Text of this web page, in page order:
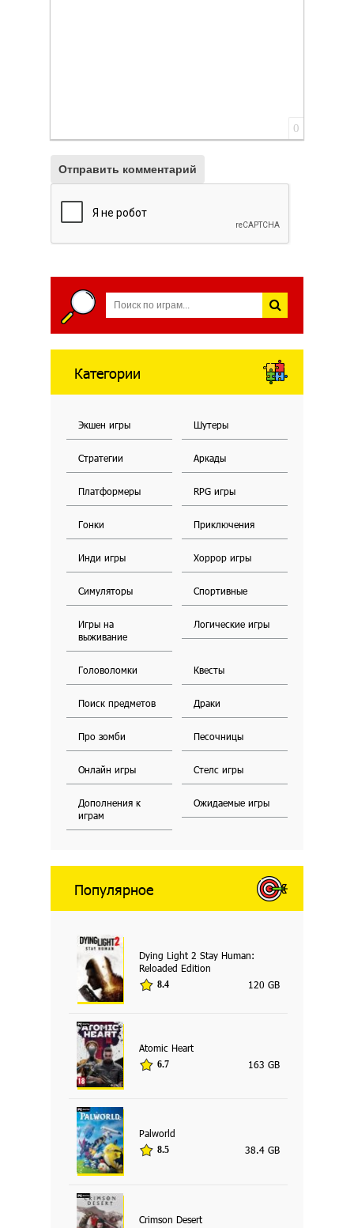
0
Отправить комментарий
Категории
Экшен игры Шутеры
Стратегии Аркады
Платформеры RPG игры
Гонки Приключения
Инди игры Хоррор игры
Симуляторы Спортивные
Игры на
выживание
Логические игры
Головоломки Квесты
Поиск предметов Драки
Про зомби Песочницы
Онлайн игры Стелс игры
Дополнения к
играм
Ожидаемые игры
Популярное
Dying Light 2 Stay Human:
Reloaded Edition
8.4 120 GB
Atomic Heart
6.7 163 GB
Palworld
8.5 38.4 GB
Crimson Desert